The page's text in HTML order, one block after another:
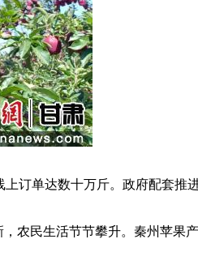
单达数十万斤。政府配套推
民生活节节攀升。秦州苹果